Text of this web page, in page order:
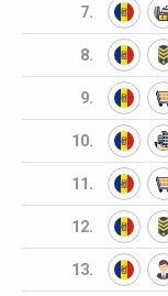
7.
8.
9.
10.
11.
12.
13.